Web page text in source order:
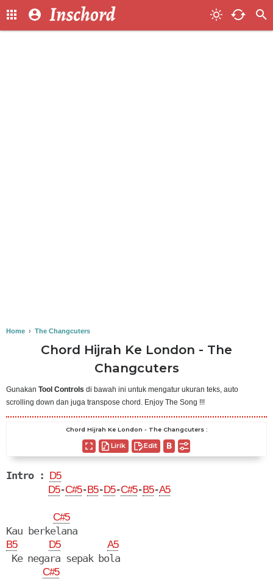
Home › The Changcuters
Chord Hijrah Ke London - The
Changcuters
Gunakan Tool Controls di bawah ini untuk mengatur ukuran teks, auto
scrolling down dan juga transpose chord. Enjoy The Song !!!
Chord Hijrah Ke London - The Changcuters :
Lirik Edit
Intro : D5
D5-C#5-B5-D5-C#5-B5-A5
C#5
B5 D5 A5
Ke negara sepak bola
C#5